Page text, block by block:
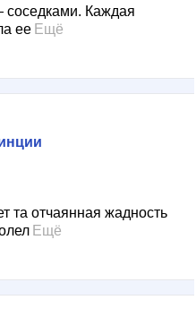
Каждая
ее Ещё
та отчаянная жадность
Ещё